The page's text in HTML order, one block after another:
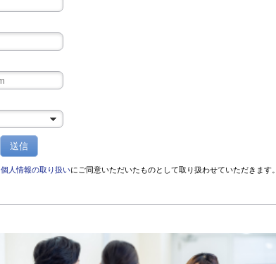
送信
個人情報の取り扱いにご同意いただいたものとして取り扱わせていただきます。